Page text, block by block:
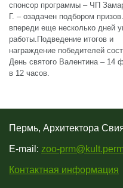
спонсор программы – ЧП
Г. – озадачен подбором
впереди еще несколько дней
работы.Подведение итогов и
награждение победителей
День святого Валентина – 14
в 12 часов.
Пермь, Архитектора
E-mail: zoo-
Контактная информация